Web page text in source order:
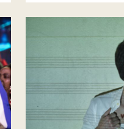
la divertida
(West Side Story)